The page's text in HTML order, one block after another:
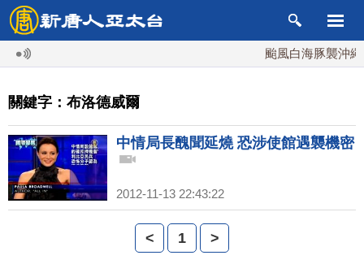
颱風白海豚襲沖繩
關鍵字：布洛德威爾
中情局長醜聞延燒 恐涉使館遇襲機密
2012-11-13 22:43:22
< 1 >